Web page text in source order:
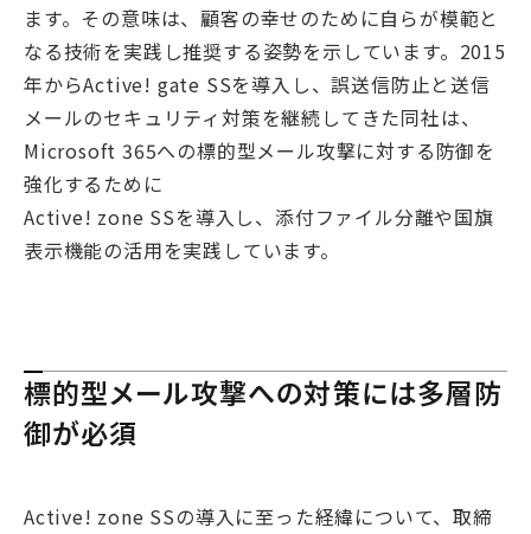
ます。その意味は、顧客の幸せのために自らが模範と
なる技術を実践し推奨する姿勢を示しています。2015
年からActive! gate SSを導入し、誤送信防止と送信
メールのセキュリティ対策を継続してきた同社は、
Microsoft 365への標的型メール攻撃に対する防御を
強化するために
Active! zone SSを導入し、添付ファイル分離や国旗
表示機能の活用を実践しています。
標的型メール攻撃への対策には多層防
御が必須
Active! zone SSの導入に至った経緯について、取締